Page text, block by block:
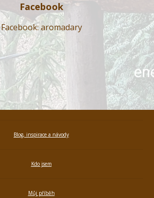
Facebook
Facebook: aromadary
Blog, inspirace a návody
Kdo jsem
Můj příběh